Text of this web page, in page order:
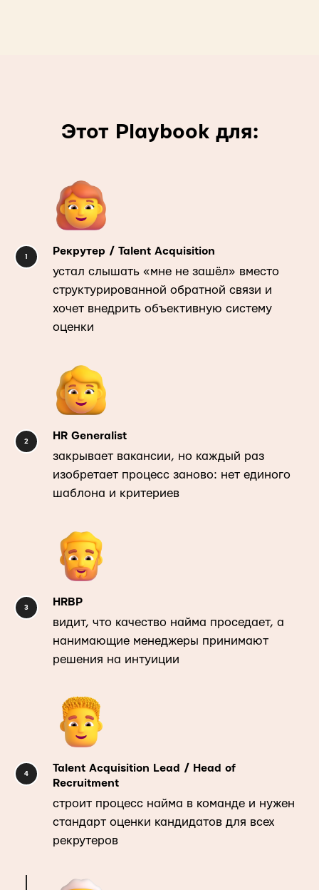
Этот Playbook для:
Рекрутер / Talent Acquisition
устал слышать «мне не зашёл» вместо
структурированной обратной связи и
хочет внедрить объективную систему
оценки
HR Generalist
закрывает вакансии, но каждый раз
изобретает процесс заново: нет единого
шаблона и критериев
HRBP
видит, что качество найма проседает, а
нанимающие менеджеры принимают
решения на интуиции
Talent Acquisition Lead / Head of
Recruitment
строит процесс найма в команде и нужен
стандарт оценки кандидатов для всех
рекрутеров